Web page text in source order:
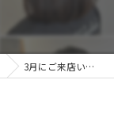
3月にご来店いた方々❀